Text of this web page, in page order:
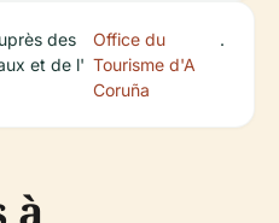
des
et de l'
Office du
Tourisme d'A
Coruña
.
à